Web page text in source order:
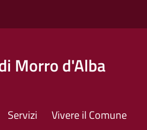
Morro d'Alba
Servizi Vivere il Comune